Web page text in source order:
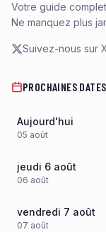
Votre guide
Ne manquez plus
Suivez-nous sur
PROCHAINES DATES
Aujourd'hui
05 août
jeudi 6 août
06 août
vendredi 7 août
07 août